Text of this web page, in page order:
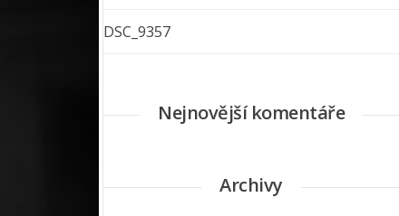
DSC_9357
Nejnovější komentáře
Archivy